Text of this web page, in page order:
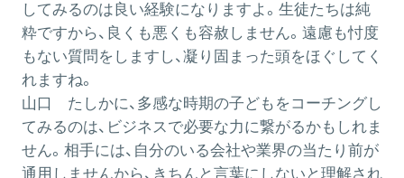
してみるのは良い経験になりますよ。生徒たちは純
粋ですから、良くも悪くも容赦しません。遠慮も忖度
もない質問をしますし、凝り固まった頭をほぐしてく
れますね。
山口 たしかに、多感な時期の子どもをコーチングし
てみるのは、ビジネスで必要な力に繋がるかもしれま
せん。相手には、自分のいる会社や業界の当たり前が
通用しませんから、きちんと言葉にしないと理解され